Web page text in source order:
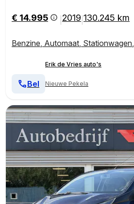
€ 14.995 2019 130.245 km
Benzine, Automaat, Stationwagen,
Erik de Vries auto's
Nieuwe Pekela
Bel